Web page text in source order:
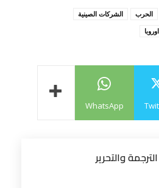
الحرب
الشركات الصينية
اوروبا
WhatsApp
والتحرير